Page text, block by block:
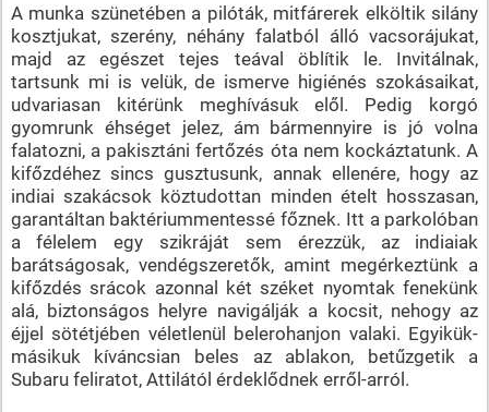
A munka szünetében a pilóták, mitfárerek elköltik silány
kosztjukat, szerény, néhány falatból álló vacsorájukat,
majd az egészet tejes teával öblítik le. Invitálnak,
tartsunk mi is velük, de ismerve higiénés szokásaikat,
udvariasan kitérünk meghívásuk elől. Pedig korgó
gyomrunk éhséget jelez, ám bármennyire is jó volna
falatozni, a pakisztáni fertőzés óta nem kockáztatunk. A
kifőzdéhez sincs gusztusunk, annak ellenére, hogy az
indiai szakácsok köztudottan minden ételt hosszasan,
garantáltan baktériummentessé főznek. Itt a parkolóban
a félelem egy szikráját sem érezzük, az indiaiak
barátságosak, vendégszeretők, amint megérkeztünk a
kifőzdés srácok azonnal két széket nyomtak fenekünk
alá, biztonságos helyre navigálják a kocsit, nehogy az
éjjel sötétjében véletlenül belerohanjon valaki. Egyikük-
másikuk kíváncsian beles az ablakon, betűzgetik a
Subaru feliratot, Attilától érdeklődnek erről-arról.